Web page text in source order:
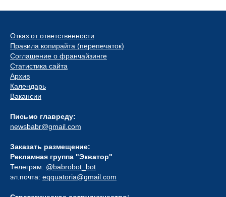
Отказ от ответственности
Правила копирайта (перепечаток)
Соглашение о франчайзинге
Статистика сайта
Архив
Календарь
Вакансии
Письмо главреду:
newsbabr@gmail.com
Заказать размещение:
Рекламная группа "Экватор"
Телеграм: @babrobot_bot
эл.почта: eqquatoria@gmail.com